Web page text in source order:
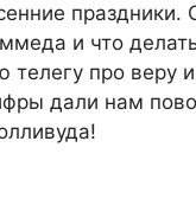
праздники.
и что
телегу про
дали нам